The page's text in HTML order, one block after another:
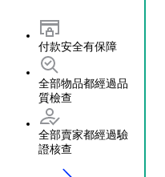
付款安全有保障
全部物品都經過品
質檢查
全部賣家都經過驗
證核查